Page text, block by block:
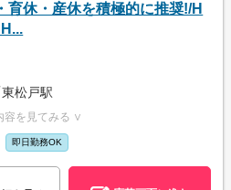
育休・産休を積極的に推奨!/H
松戸駅
容を見てみる ∨
即日勤務OK